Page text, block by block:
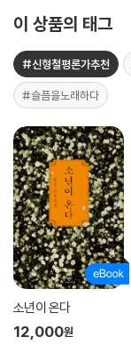
이 상품의 태그
#신형철평론가추천
#슬픔을노래하다
소년이 온다
12,000원